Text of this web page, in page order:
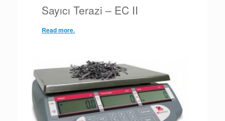
Sayıcı Terazi – EC II
Read more.